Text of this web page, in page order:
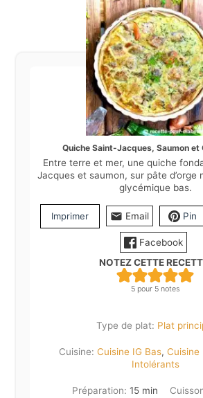
Quiche Saint-Jacques, Saumon
Entre terre et mer, une quiche
Jacques et saumon, sur pâte d’orge
glycémique bas.
Imprimer Email Pin
Facebook
NOTEZ CETTE
5pour 5notes
Type de plat: Plat
Cuisine: Cuisine IG Bas, Cuisine
Intolérants
Préparation:15minutes
min